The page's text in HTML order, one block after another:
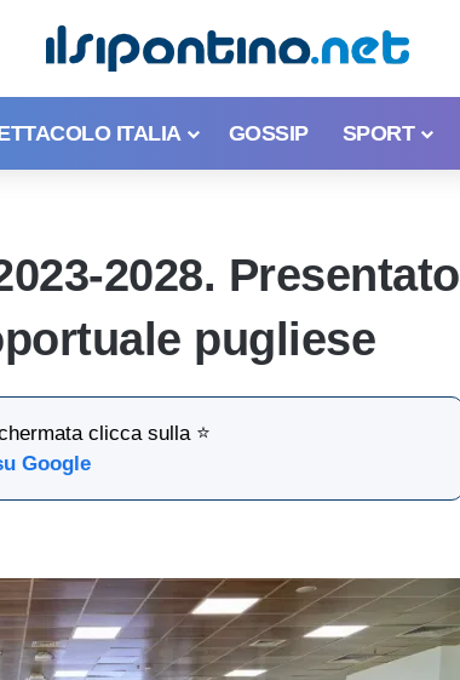
ITALIA GOSSIP SPORT
2028. Presentato
pugliese
clicca sulla ⭐
Google